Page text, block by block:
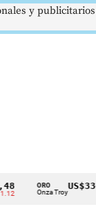
Onza Troy ▲
y